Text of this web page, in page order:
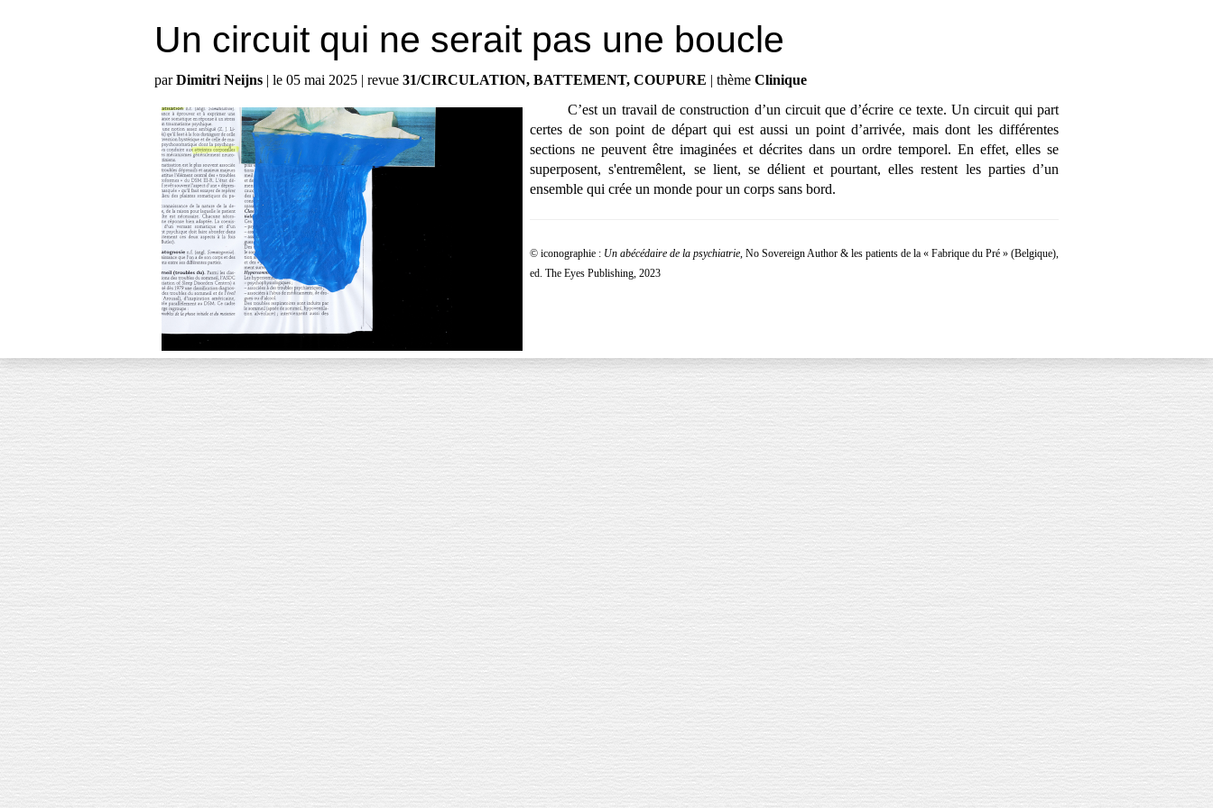
Un circuit qui ne serait pas une boucle
parDimitri Neijns | le 05 mai 2025 | revue 31/CIRCULATION, BATTEMENT, COUPURE | thème Clinique
C’est un travail de construction d’un circuit que d’écrire ce texte. Un circuit qui part
certes de son point de départ qui est aussi un point d’arrivée, mais dont les différentes
sections ne peuvent être imaginées et décrites dans un ordre temporel. En effet, elles se
superposent, s'entremêlent, se lient, se délient et pourtant, elles restent les parties d’un
ensemble qui crée un monde pour un corps sans bord.
© iconographie : Un abécédaire de la psychiatrie, No Sovereign Author & les patients de la « Fabrique du Pré » (Belgique),
ed. The Eyes Publishing, 2023